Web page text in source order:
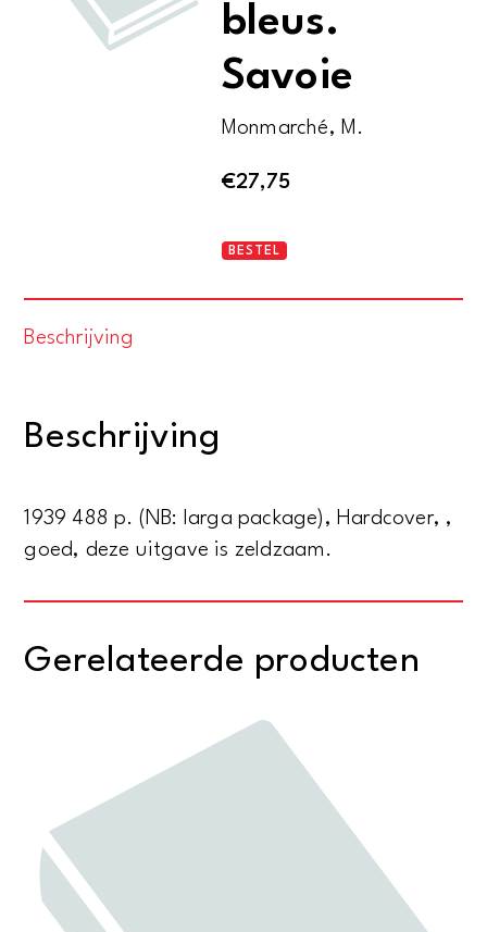
bleus.
Savoie
Monmarché, M.
€27,75
Les
BESTEL
Beschrijving
Beschrijving
1939 488 p. (NB: larga package), Hardcover, ,
goed, deze uitgave is zeldzaam.
Gerelateerde producten